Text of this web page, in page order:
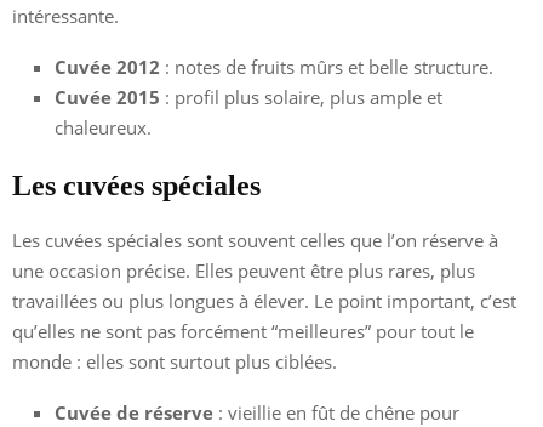
intéressante.
Cuvée 2012 : notes de fruits mûrs et belle structure.
Cuvée 2015 : profil plus solaire, plus ample et
chaleureux.
Les cuvées spéciales
Les cuvées spéciales sont souvent celles que l’on réserve à
une occasion précise. Elles peuvent être plus rares, plus
travaillées ou plus longues à élever. Le point important, c’est
qu’elles ne sont pas forcément “meilleures” pour tout le
monde : elles sont surtout plus ciblées.
Cuvée de réserve : vieillie en fût de chêne pour